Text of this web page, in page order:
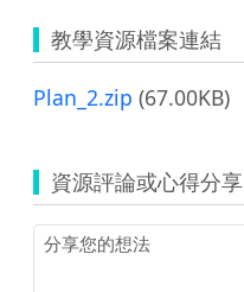
教學資源檔案連結
Plan_2.zip (67.00KB)
資源評論或心得分享